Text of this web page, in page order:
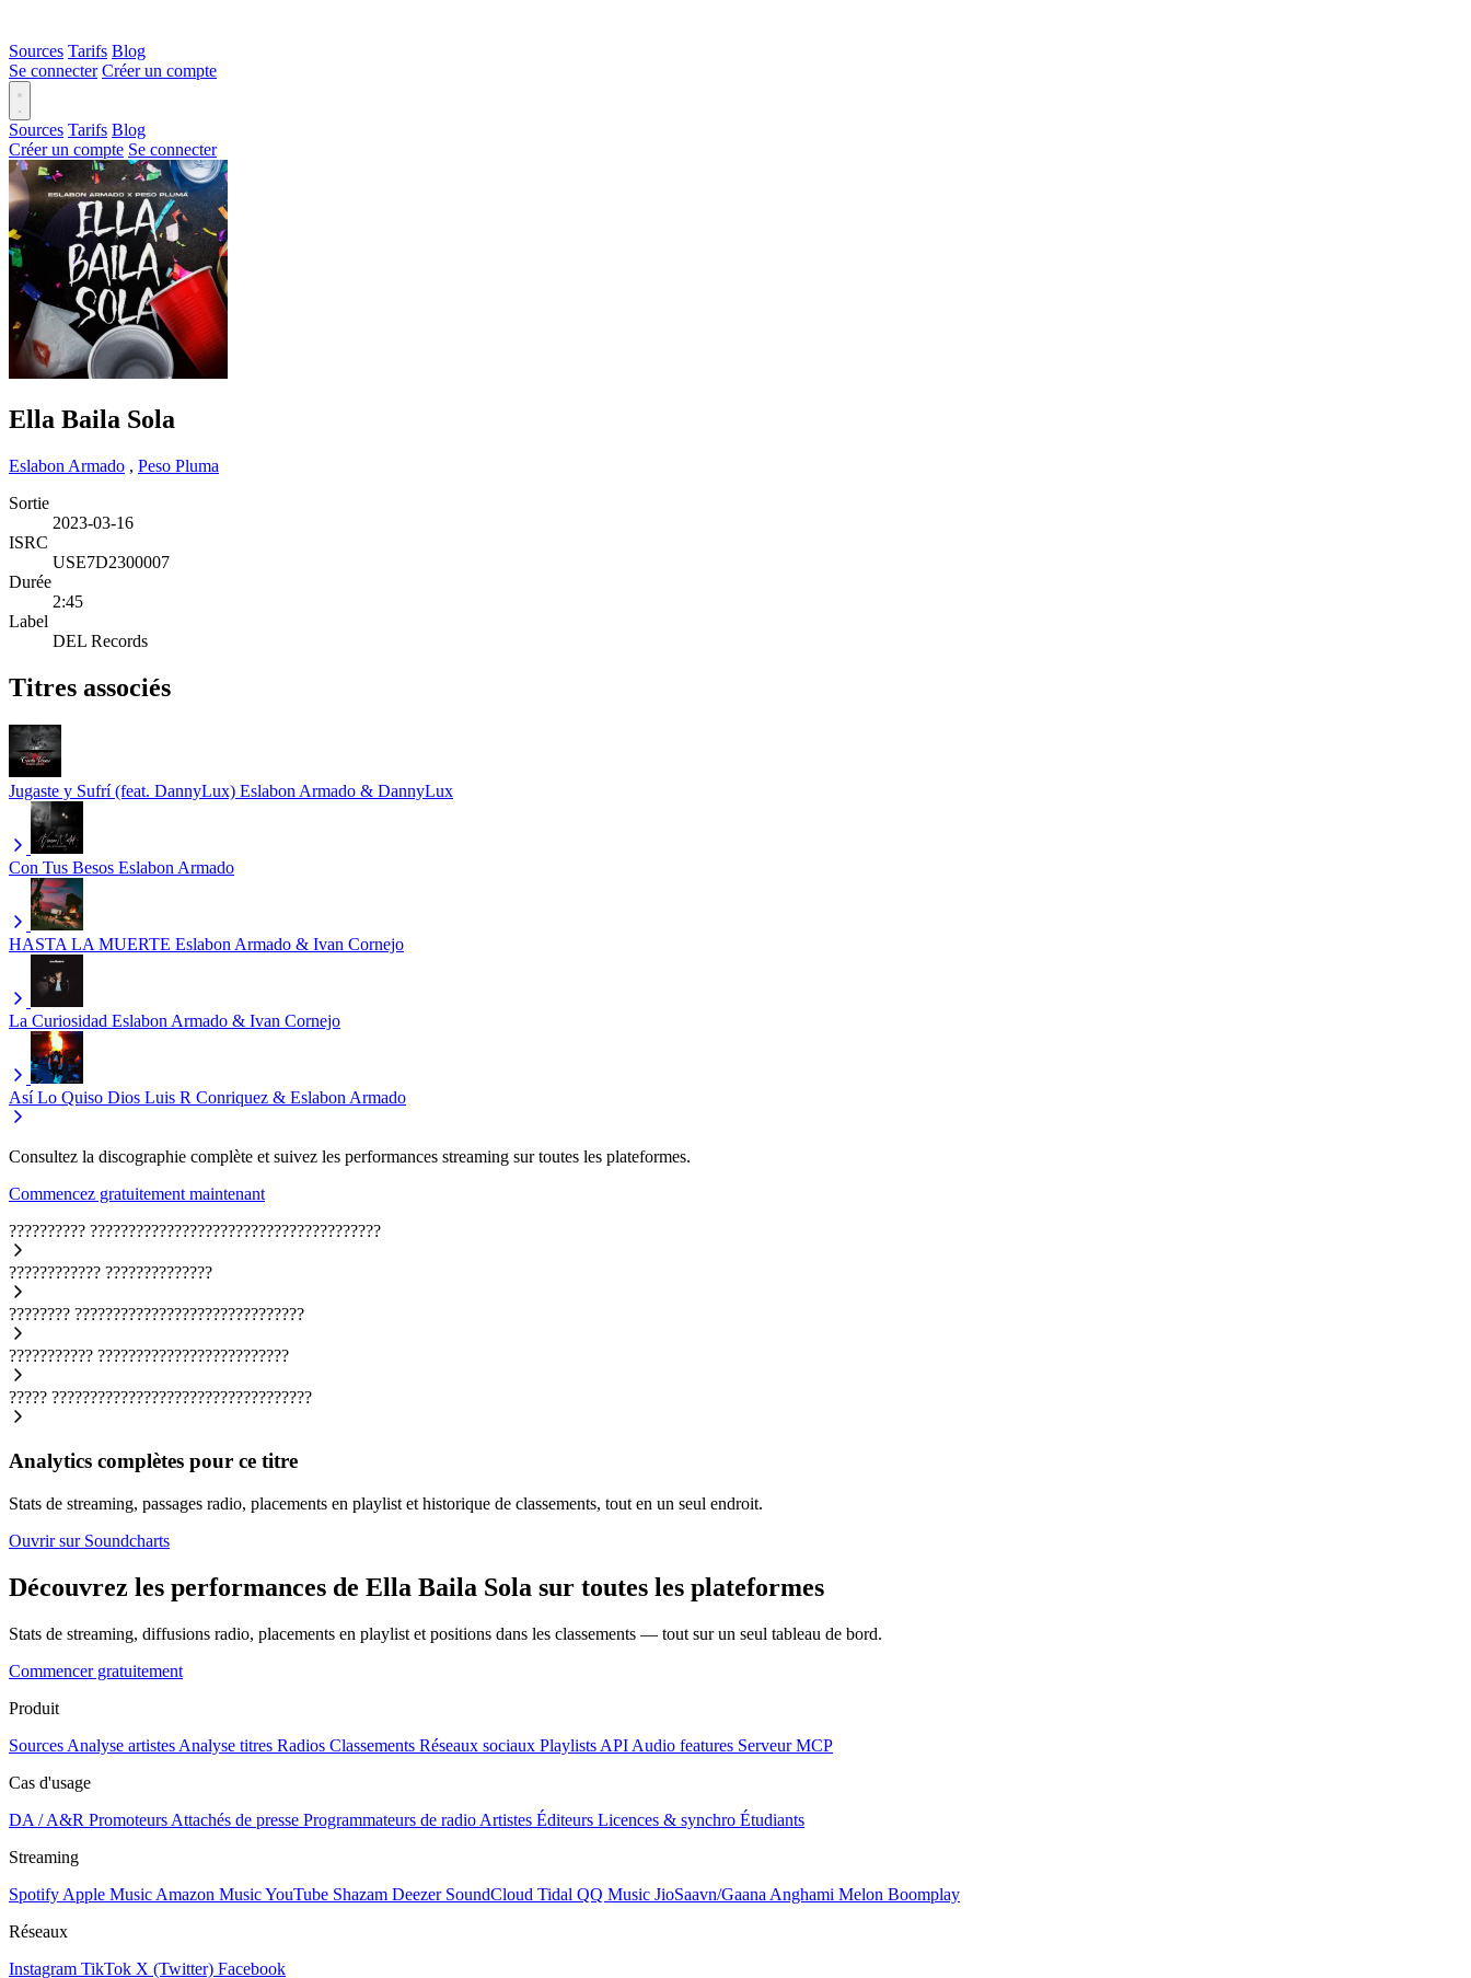
Sources Tarifs Blog
Se connecter Créer un compte
Sources Tarifs Blog
Créer un compte Se connecter
Ella Baila Sola
Eslabon Armado , Peso Pluma
Sortie
2023-03-16
ISRC
USE7D2300007
Durée
2:45
Label
DEL Records
Titres associés
Jugaste y Sufrí (feat. DannyLux) Eslabon Armado & DannyLux
Con Tus Besos Eslabon Armado
HASTA LA MUERTE Eslabon Armado & Ivan Cornejo
La Curiosidad Eslabon Armado & Ivan Cornejo
Así Lo Quiso Dios Luis R Conriquez & Eslabon Armado
Consultez la discographie complète et suivez les performances streaming sur toutes les plateformes.
Commencez gratuitement maintenant
?????????? ??????????????????????????????????????
???????????? ??????????????
???????? ??????????????????????????????
??????????? ?????????????????????????
????? ??????????????????????????????????
Analytics complètes pour ce titre
Stats de streaming, passages radio, placements en playlist et historique de classements, tout en un seul endroit.
Ouvrir sur Soundcharts
Découvrez les performances de Ella Baila Sola sur toutes les plateformes
Stats de streaming, diffusions radio, placements en playlist et positions dans les classements — tout sur un seul tableau de bord.
Commencer gratuitement
Produit
Sources Analyse artistes Analyse titres Radios Classements Réseaux sociaux Playlists API Audio features Serveur MCP
Cas d'usage
DA / A&R Promoteurs Attachés de presse Programmateurs de radio Artistes Éditeurs Licences & synchro Étudiants
Streaming
Spotify Apple Music Amazon MusicYouTube Shazam Deezer SoundCloud Tidal QQ Music JioSaavn/Gaana Anghami Melon Boomplay
Réseaux
Instagram TikTok X (Twitter) Facebook